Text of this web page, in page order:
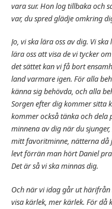
vara sur. Hon log tillbaka och
var, du spred glädje omkring
Jo, vi ska lära oss av dig. Vi
lära oss att visa de vi tycker
det sättet kan vi få bort
land varmare igen. För alla
känna sig behövda, och alla
Sorgen efter dig kommer sitta
kommer också tänka och dela
minnena av dig när du
mitt favoritminne, nätterna då
levt förrän man hört Daniel
Det är så vi ska minnas dig.
Och när vi idag går ut
visa kärlek, mer kärlek. För